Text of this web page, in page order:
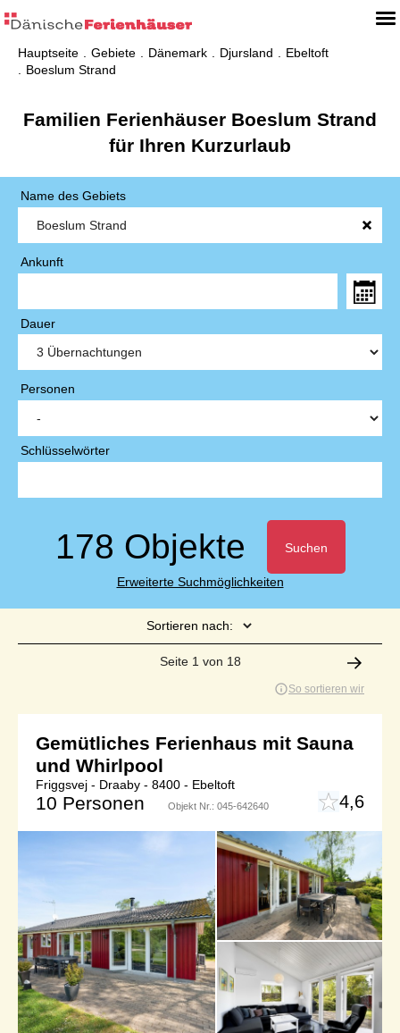
Hauptseite Gebiete Dänemark Djursland
Ebeltoft
Boeslum Strand
Familien Ferienhäuser Boeslum Strand
für Ihren Kurzurlaub
Name des Gebiets
Ankunft
Dauer
Personen
Schlüsselwörter
178 Objekte Suchen
Erweiterte Suchmöglichkeiten
Sortieren nach:
Seite 1 von 18
So sortieren wir
Gemütliches Ferienhaus mit Sauna
und Whirlpool
Friggsvej - Draaby - 8400 - Ebeltoft
10 Personen Objekt Nr.: 045-642640 4,6